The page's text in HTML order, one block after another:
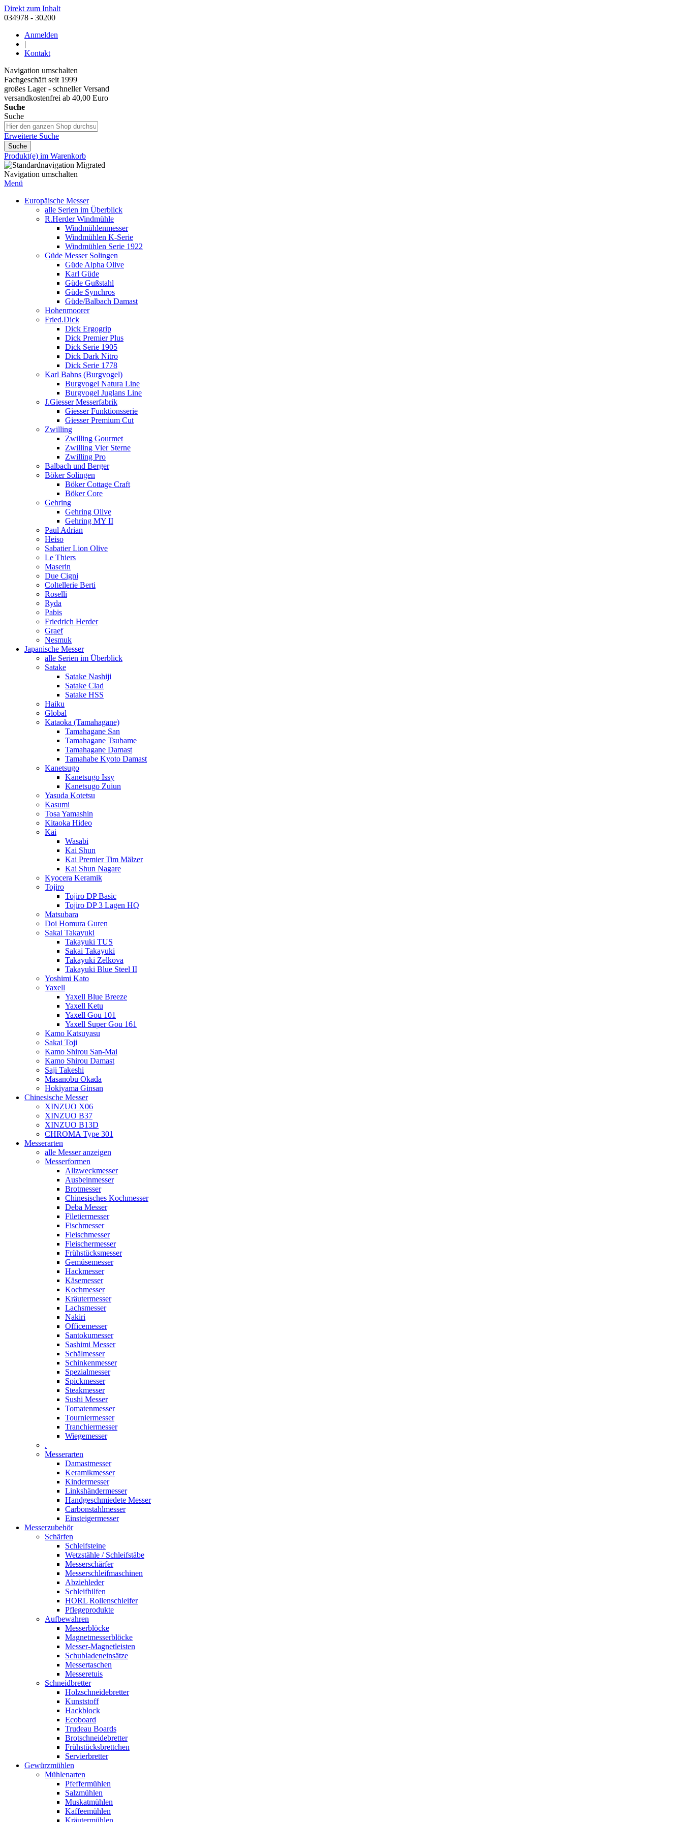
Direkt zum Inhalt
034978 - 30200
Anmelden
|
Kontakt
Navigation umschalten
Fachgeschäft seit 1999
großes Lager - schneller Versand
versandkostenfrei ab 40,00 Euro
Suche
Suche
Erweiterte Suche
Suche
Produkt(e) im Warenkorb
Navigation umschalten
Menü
Europäische Messer
alle Serien im Überblick
R.Herder Windmühle
Windmühlenmesser
Windmühlen K-Serie
Windmühlen Serie 1922
Güde Messer Solingen
Güde Alpha Olive
Karl Güde
Güde Gußstahl
Güde Synchros
Güde/Balbach Damast
Hohenmoorer
Fried.Dick
Dick Ergogrip
Dick Premier Plus
Dick Serie 1905
Dick Dark Nitro
Dick Serie 1778
Karl Bahns (Burgvogel)
Burgvogel Natura Line
Burgvogel Juglans Line
J.Giesser Messerfabrik
Giesser Funktionsserie
Giesser Premium Cut
Zwilling
Zwilling Gourmet
Zwilling Vier Sterne
Zwilling Pro
Balbach und Berger
Böker Solingen
Böker Cottage Craft
Böker Core
Gehring
Gehring Olive
Gehring MY II
Paul Adrian
Heiso
Sabatier Lion Olive
Le Thiers
Maserin
Due Cigni
Coltellerie Berti
Roselli
Ryda
Pabis
Friedrich Herder
Graef
Nesmuk
Japanische Messer
alle Serien im Überblick
Satake
Satake Nashiji
Satake Clad
Satake HSS
Haiku
Global
Kataoka (Tamahagane)
Tamahagane San
Tamahagane Tsubame
Tamahagane Damast
Tamahabe Kyoto Damast
Kanetsugo
Kanetsugo Issy
Kanetsugo Zuiun
Yasuda Kotetsu
Kasumi
Tosa Yamashin
Kitaoka Hideo
Kai
Wasabi
Kai Shun
Kai Premier Tim Mälzer
Kai Shun Nagare
Kyocera Keramik
Tojiro
Tojiro DP Basic
Tojiro DP 3 Lagen HQ
Matsubara
Doi Homura Guren
Sakai Takayuki
Takayuki TUS
Sakai Takayuki
Takayuki Zelkova
Takayuki Blue Steel II
Yoshimi Kato
Yaxell
Yaxell Blue Breeze
Yaxell Ketu
Yaxell Gou 101
Yaxell Super Gou 161
Kamo Katsuyasu
Sakai Toji
Kamo Shirou San-Mai
Kamo Shirou Damast
Saji Takeshi
Masanobu Okada
Hokiyama Ginsan
Chinesische Messer
XINZUO X06
XINZUO B37
XINZUO B13D
CHROMA Type 301
Messerarten
alle Messer anzeigen
Messerformen
Allzweckmesser
Ausbeinmesser
Brotmesser
Chinesisches Kochmesser
Deba Messer
Filetiermesser
Fischmesser
Fleischmesser
Fleischermesser
Frühstücksmesser
Gemüsemesser
Hackmesser
Käsemesser
Kochmesser
Kräutermesser
Lachsmesser
Nakiri
Officemesser
Santokumesser
Sashimi Messer
Schälmesser
Schinkenmesser
Spezialmesser
Spickmesser
Steakmesser
Sushi Messer
Tomatenmesser
Tourniermesser
Tranchiermesser
Wiegemesser
.
Messerarten
Damastmesser
Keramikmesser
Kindermesser
Linkshändermesser
Handgeschmiedete Messer
Carbonstahlmesser
Einsteigermesser
Messerzubehör
Schärfen
Schleifsteine
Wetzstähle / Schleifstäbe
Messerschärfer
Messerschleifmaschinen
Abziehleder
Schleifhilfen
HORL Rollenschleifer
Pflegeprodukte
Aufbewahren
Messerblöcke
Magnetmesserblöcke
Messer-Magnetleisten
Schubladeneinsätze
Messertaschen
Messeretuis
Schneidbretter
Holzschneidebretter
Kunststoff
Hackblock
Ecoboard
Trudeau Boards
Brotschneidebretter
Frühstücksbrettchen
Servierbretter
Gewürzmühlen
Mühlenarten
Pfeffermühlen
Salzmühlen
Muskatmühlen
Kaffeemühlen
Kräutermühlen